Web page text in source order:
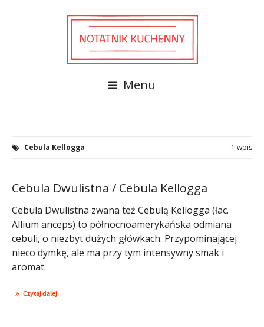
Menu
Cebula Kellogga 1 wpis
Cebula Dwulistna / Cebula Kellogga
Cebula Dwulistna zwana też Cebulą Kellogga (łac.
Allium anceps) to północnoamerykańska odmiana
cebuli, o niezbyt dużych główkach. Przypominającej
nieco dymkę, ale ma przy tym intensywny smak i
aromat.
Czytaj dalej